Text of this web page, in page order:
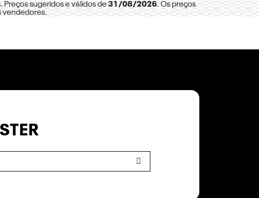
sugeridos e válidos de31/08/2026. Os preços
vendedores.